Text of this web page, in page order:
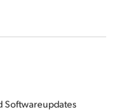
Softwareupdates